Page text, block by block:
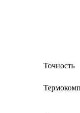
Точность